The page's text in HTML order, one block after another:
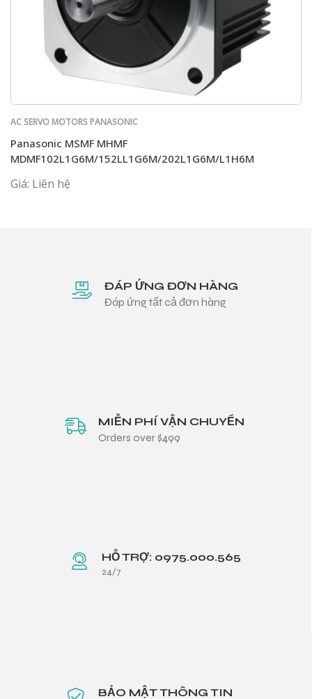
AC SERVO MOTORS PANASONIC
Panasonic MSMF MHMF
MDMF102L1G6M/152LL1G6M/202L1G6M/L1H6M
Giá: Liên hệ
ĐÁP ỨNG ĐƠN HÀNG
Đáp ứng tất cả đơn hàng
MIỄN PHÍ VẬN CHUYỂN
Orders over $499
HỖ TRỢ: 0975.000.565
24/7
BẢO MẬT THÔNG TIN